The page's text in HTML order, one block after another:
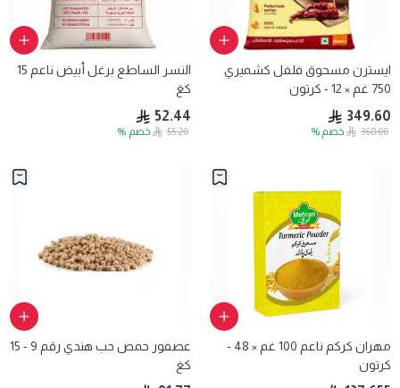
ايسترن مسحوق فلفل كشميري
750 غم × 12 - كرتون
349.60
368.00 خصم %
النسر الساطع برغل أبيض ناعم 15
كغ
52.44
55.20 خصم %
مهران كركم ناعم 100 غم × 48 -
كرتون
عصفور حمص حب هندي رقم 9 - 15
كغ